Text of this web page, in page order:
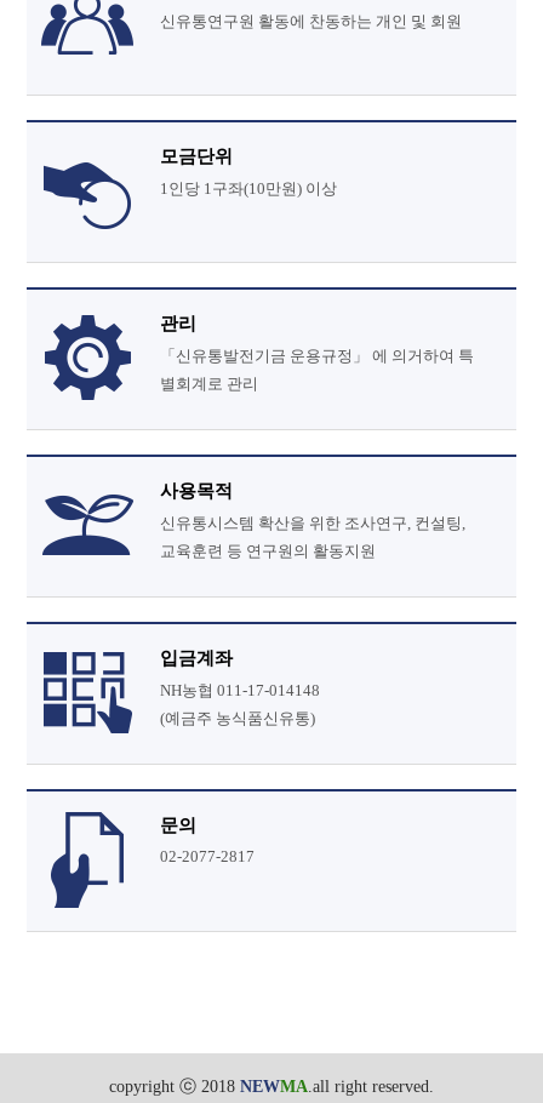
신유통연구원 활동에 찬동하는 개인 및 회원
모금단위
1인당 1구좌(10만원) 이상
관리
「신유통발전기금 운용규정」 에 의거하여 특
별회계로 관리
사용목적
신유통시스템 확산을 위한 조사연구, 컨설팅,
교육훈련 등 연구원의 활동지원
입금계좌
NH농협 011-17-014148
(예금주 농식품신유통)
문의
02-2077-2817
copyright ⓒ 2018 NEWMA.all right reserved.